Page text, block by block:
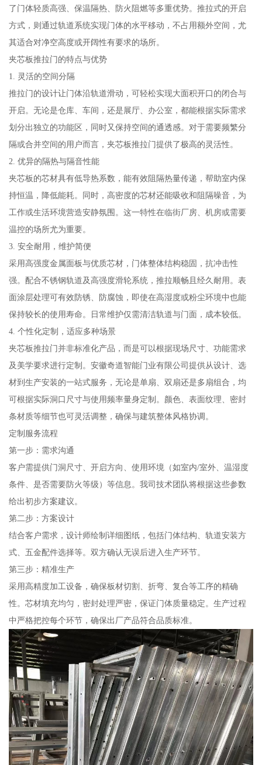
了门体轻质高强、保温隔热、防火阻燃等多重优势。推拉式的开启
方式，则通过轨道系统实现门体的水平移动，不占用额外空间，尤
其适合对净空高度或开阔性有要求的场所。
夹芯板推拉门的特点与优势
1. 灵活的空间分隔
推拉门的设计让门体沿轨道滑动，可轻松实现大面积开口的闭合与
开启。无论是仓库、车间，还是展厅、办公室，都能根据实际需求
划分出独立的功能区，同时又保持空间的通透感。对于需要频繁分
隔或合并空间的用户而言，夹芯板推拉门提供了极高的灵活性。
2. 优异的隔热与隔音性能
夹芯板的芯材具有低导热系数，能有效阻隔热量传递，帮助室内保
持恒温，降低能耗。同时，高密度的芯材还能吸收和阻隔噪音，为
工作或生活环境营造安静氛围。这一特性在临街厂房、机房或需要
温控的场所尤为重要。
3. 安全耐用，维护简便
采用高强度金属面板与优质芯材，门体整体结构稳固，抗冲击性
强。配合不锈钢轨道及高强度滑轮系统，推拉顺畅且经久耐用。表
面涂层处理可有效防锈、防腐蚀，即使在高湿度或粉尘环境中也能
保持较长的使用寿命。日常维护仅需清洁轨道与门面，成本较低。
4. 个性化定制，适应多种场景
夹芯板推拉门并非标准化产品，而是可以根据现场尺寸、功能需求
及美学要求进行定制。安徽奇道智能门业有限公司提供从设计、选
材到生产安装的一站式服务，无论是单扇、双扇还是多扇组合，均
可根据实际洞口尺寸与使用频率量身定制。颜色、表面纹理、密封
条材质等细节也可灵活调整，确保与建筑整体风格协调。
定制服务流程
第一步：需求沟通
客户需提供门洞尺寸、开启方向、使用环境（如室内/室外、温湿度
条件、是否需要防火等级）等信息。我司技术团队将根据这些参数
给出初步方案建议。
第二步：方案设计
结合客户需求，设计师绘制详细图纸，包括门体结构、轨道安装方
式、五金配件选择等。双方确认无误后进入生产环节。
第三步：精准生产
采用高精度加工设备，确保板材切割、折弯、复合等工序的精确
性。芯材填充均匀，密封处理严密，保证门体质量稳定。生产过程
中严格把控每个环节，确保出厂产品符合品质标准。